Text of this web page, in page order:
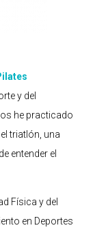
y del
he practicado
triatlón, una
entender el
Física y del
en Deportes